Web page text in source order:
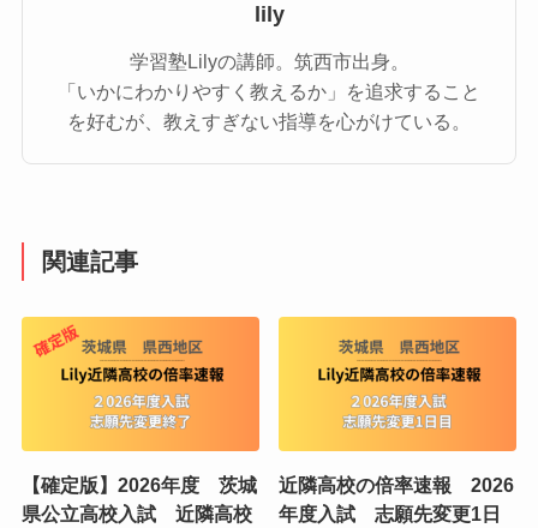
lily
学習塾Lilyの講師。筑西市出身。
「いかにわかりやすく教えるか」を追求すること
を好むが、教えすぎない指導を心がけている。
関連記事
【確定版】2026年度 茨城
県公立高校入試 近隣高校
近隣高校の倍率速報 2026
年度入試 志願先変更1日